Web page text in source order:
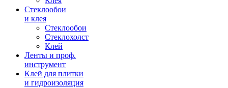
Стеклообои
и клея
Стеклообои
Стеклохолст
Клей
Ленты и проф.
инструмент
Клей для плитки
и гидроизоляция